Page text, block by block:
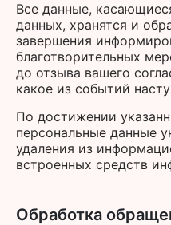
Все данные,
данных, хранятся и
завершения
благотворительных
до отзыва вашего
какое из событий
По достижении
персональные данные
удаления из
встроенных средств
Обработка